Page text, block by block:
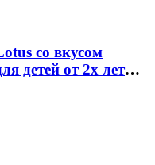
со вкусом
детей от 2х лет